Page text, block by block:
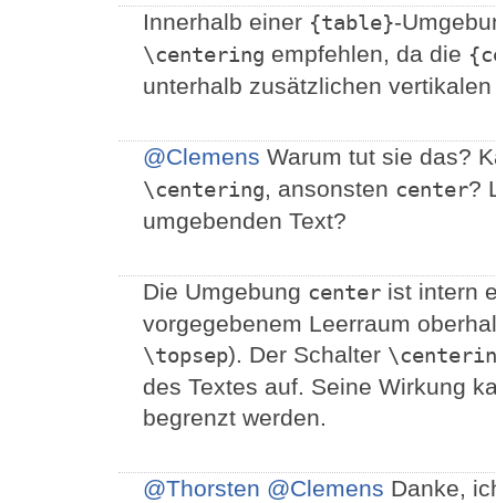
Innerhalb einer {table}-
\centering empfehlen, da die
unterhalb zusätzlichen
@Clemens Warum tut sie das?
\centering, ansonsten center?
umgebenden Text?
Die Umgebung center ist intern
vorgegebenem Leerraum
\topsep). Der Schalter
des Textes auf. Seine Wirkung
begrenzt werden.
@Thorsten @Clemens Danke,